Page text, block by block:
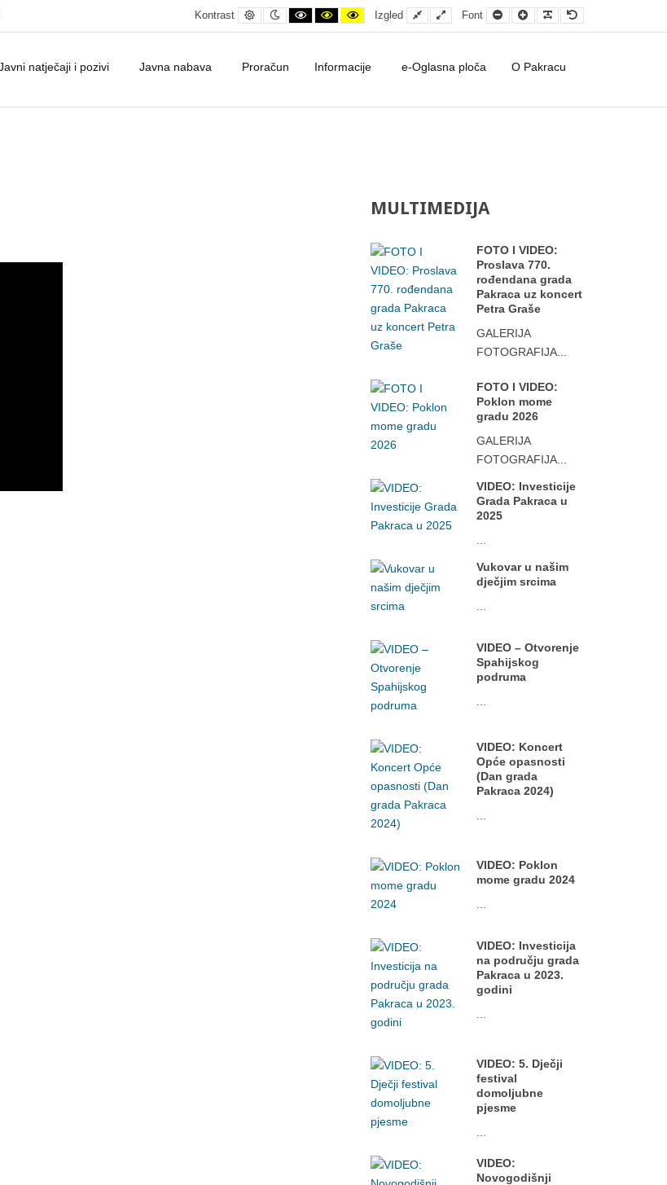
Kontrast Default contrast
Night contrast
Black and White contrast
Black and Yellow contrast
Yellow and Black contrast
Izgled Fixed layout
Wide layout
Font Smaller Font
Larger FontReadable Font
natječaji i pozivi Javna nabava Proračun Informacije e-Oglasna ploča O Pakracu
MULTIMEDIJA
FOTO I VIDEO:
Proslava 770.
rođendana grada
Pakraca uz koncert
Petra Graše
GALERIJA
FOTOGRAFIJA...
FOTO I VIDEO:
Poklon mome
gradu 2026
GALERIJA
FOTOGRAFIJA...
VIDEO: Investicije
Grada Pakraca u
2025
Vukovar u našim
dječjim srcima
VIDEO – Otvorenje
Spahijskog
podruma
VIDEO: Koncert
Opće opasnosti
(Dan grada
Pakraca 2024)
VIDEO: Poklon
mome gradu 2024
VIDEO: Investicija
na području grada
Pakraca u 2023.
godini
VIDEO: 5. Dječji
festival
domoljubne
pjesme
VIDEO:
Novogodišnji